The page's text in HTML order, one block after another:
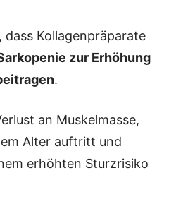
dass Kollagenpräparate
zur Erhöhung
.
an Muskelmasse,
Alter auftritt und
erhöhten Sturzrisiko